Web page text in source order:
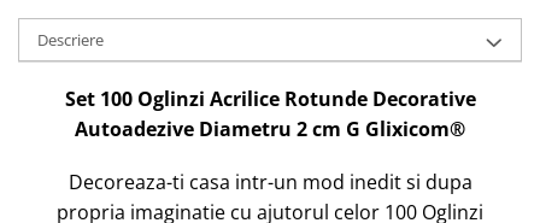
Descriere
Set 100 Oglinzi Acrilice Rotunde Decorative
Autoadezive Diametru 2 cm G Glixicom®
Decoreaza-ti casa intr-un mod inedit si dupa
propria imaginatie cu ajutorul celor 100 Oglinzi